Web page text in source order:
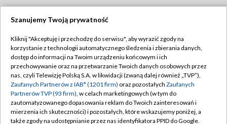
TVP
Abonament TVP
Emisja w TVP
Centrum informacji TVP
Naziemna Telewizja Cyfrowa
Regulamin TVP
Polityka prywatności
Moje zgody
Pomoc
Szanujemy Twoją prywatność
Kliknij "Akceptuję i przechodzę do serwisu", aby wyrazić zgody na
korzystanie z technologii automatycznego śledzenia i zbierania danych,
dostęp do informacji na Twoim urządzeniu końcowym i ich
przechowywanie oraz na przetwarzanie Twoich danych osobowych przez
nas, czyli Telewizję Polską S.A. w likwidacji (zwaną dalej również „TVP”),
Zaufanych Partnerów z IAB* (1201 firm) oraz pozostałych Zaufanych
Partnerów TVP (93 firm), w celach marketingowych (w tym do
zautomatyzowanego dopasowania reklam do Twoich zainteresowań i
mierzenia ich skuteczności) i pozostałych, które wskazujemy poniżej, a
także zgody na udostępnianie przez nas identyfikatora PPID do Google.